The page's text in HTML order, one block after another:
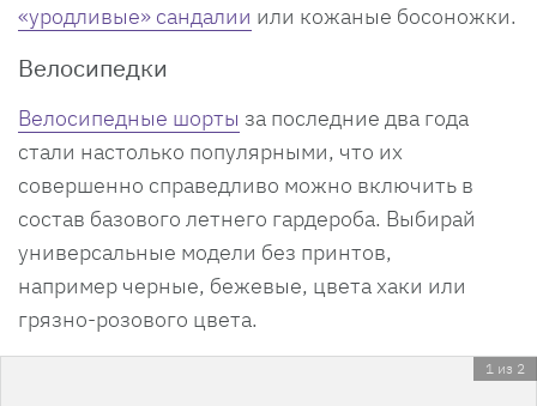
«уродливые» сандалии или кожаные босоножки.
Велосипедки
Велосипедные шорты за последние два года
стали настолько популярными, что их
совершенно справедливо можно включить в
состав базового летнего гардероба. Выбирай
универсальные модели без принтов,
например черные, бежевые, цвета хаки или
грязно-розового цвета.
1 из 2